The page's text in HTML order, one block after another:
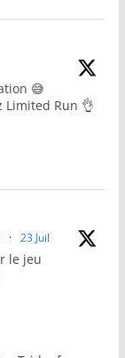
😅
Limited Run 👌
· 23 Juil
le jeu